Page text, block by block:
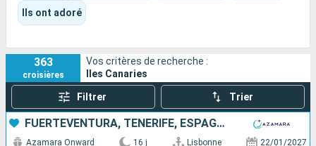
panoramas, escapades nature et plaisir du navire, avec des
croisières pensées aussi bien pour les vacances en famille
Ils ont adoré
363
croisières
Vos critères de recherche :
Iles Canaries
Filtrer Trier
FUERTEVENTURA, TENERIFE, ESPAGNE, LANZAROTE, MAROC, PORTUGAL
Azamara Onward 16 j Lisbonne 22/01/2027